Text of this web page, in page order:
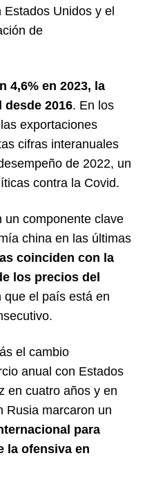
Unidos y el
de
4,6% en 2023, la
2016. En los
exportaciones
cifras interanuales
de 2022, un
contra la Covid.
un componente clave
china en las últimas
coinciden con la
los precios del
que el país está en
el cambio
anual con Estados
en cuatro años y en
Rusia marcaron un
para
la ofensiva en